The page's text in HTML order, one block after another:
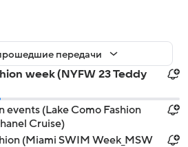
передачи
week (NYFW 23 Teddy
events (Lake Como Fashion
Cruise)
(Miami SWIM Week_MSW